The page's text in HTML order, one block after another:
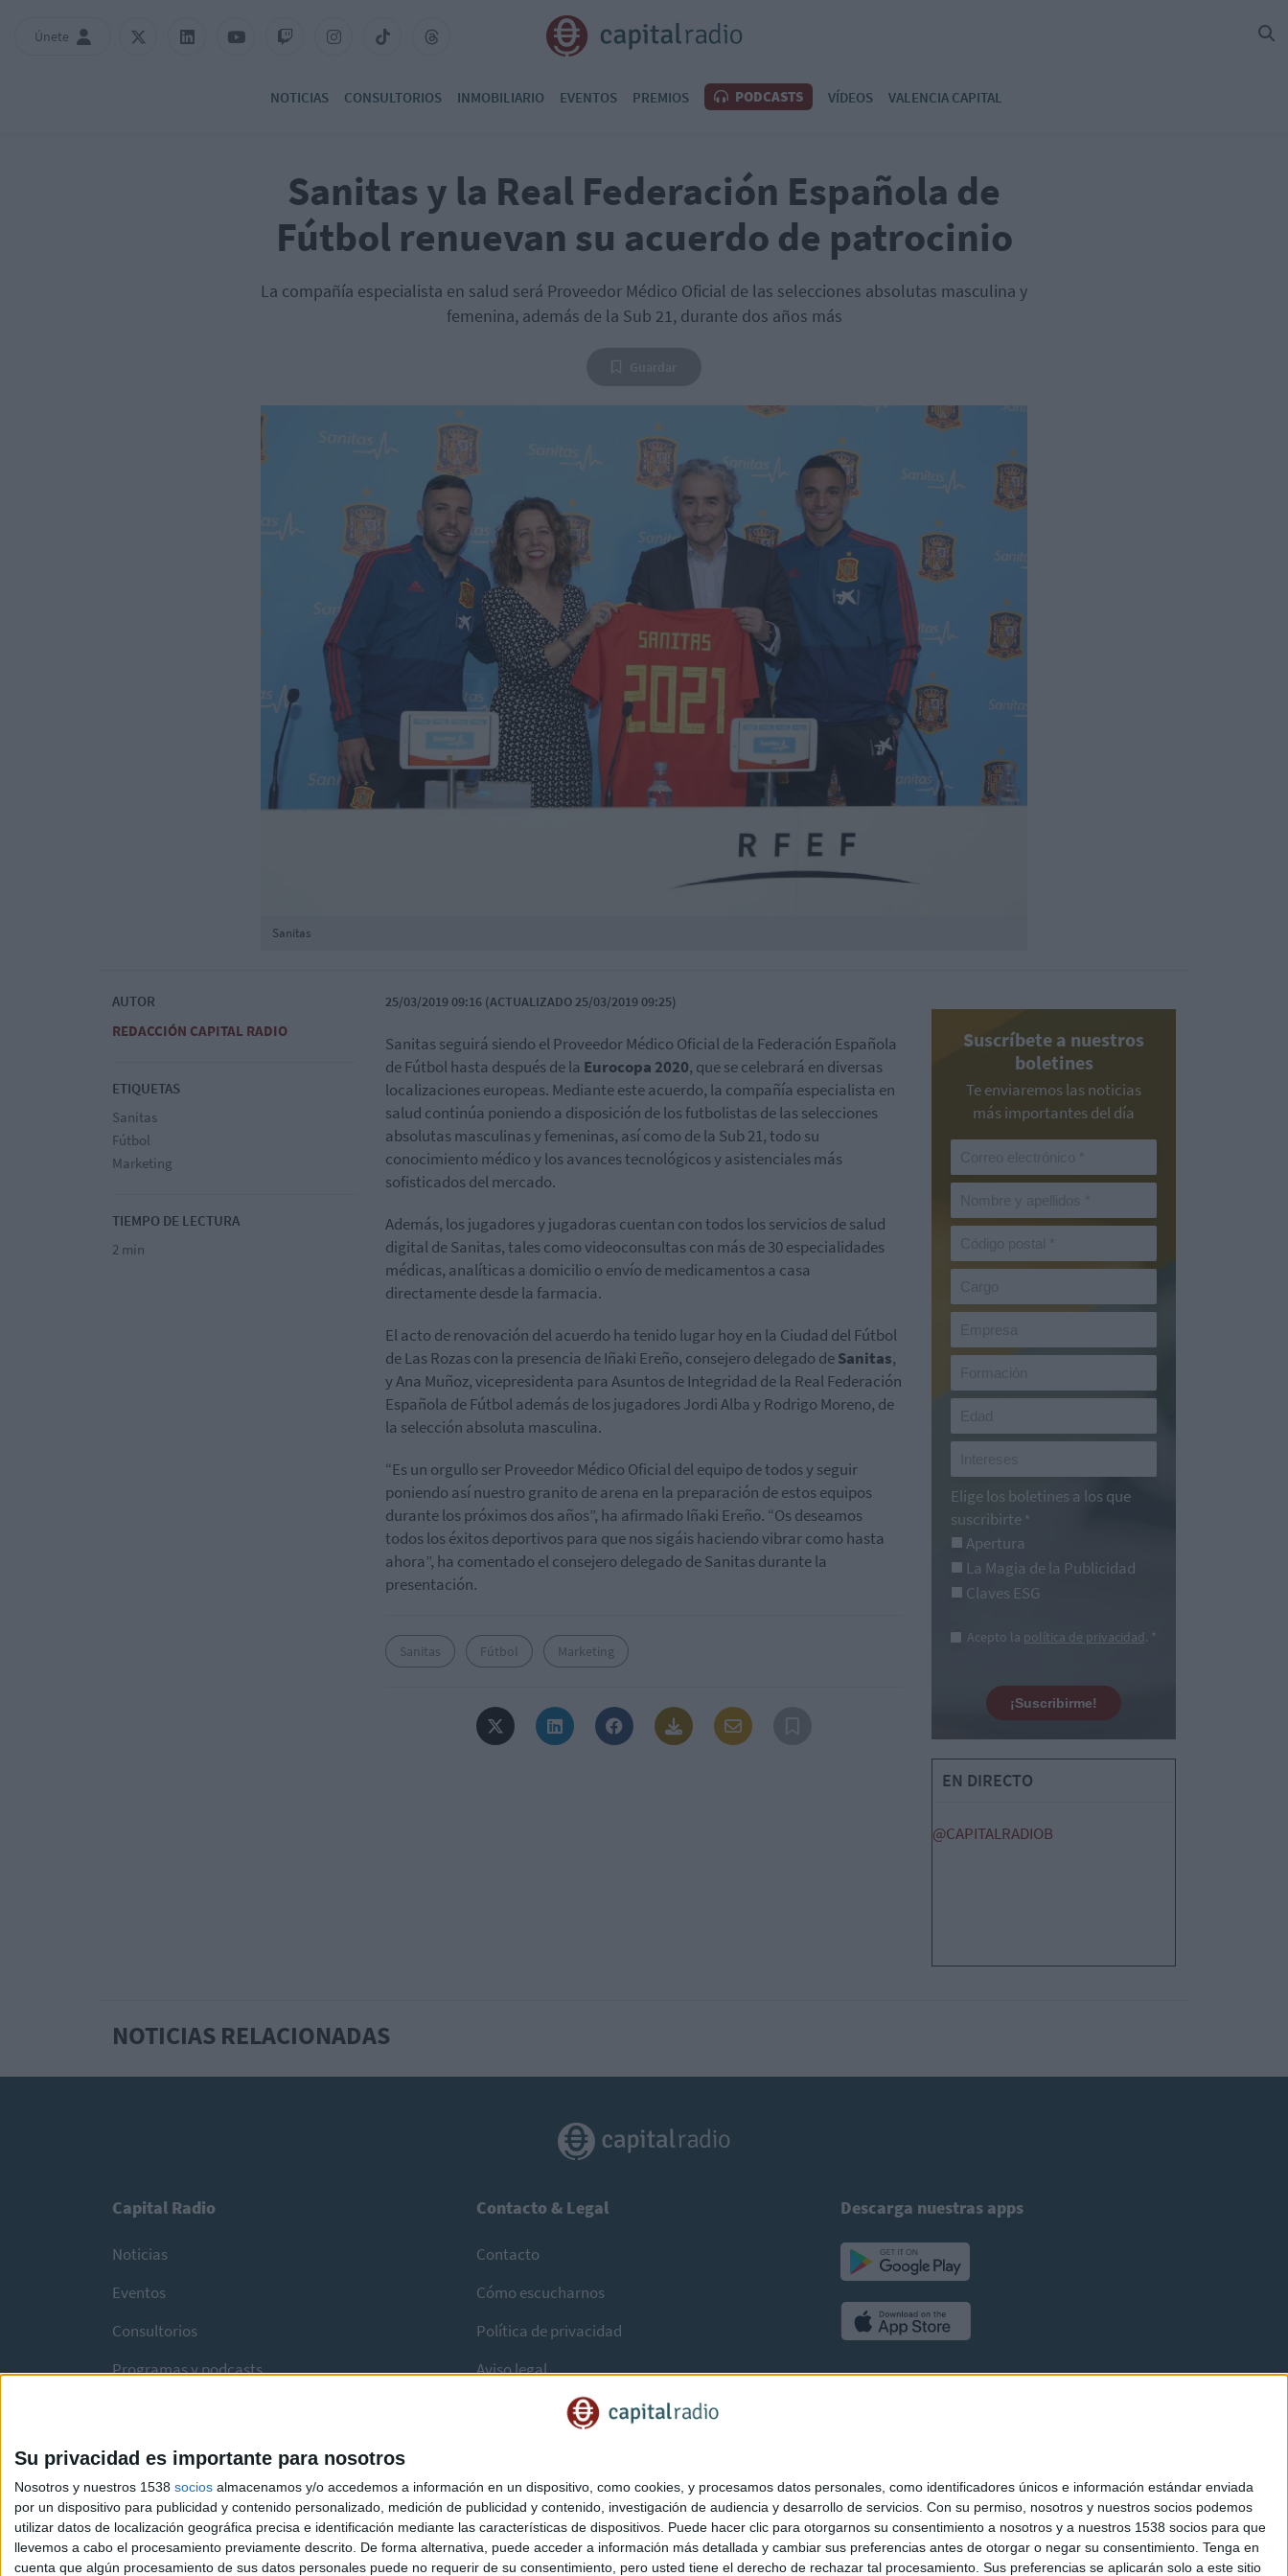
Su privacidad es importante para nosotros
Nosotros y nuestros 1538 socios almacenamos y/o accedemos a información en un dispositivo, como cookies, y procesamos datos personales, como identificadores únicos e información estándar enviada
por un dispositivo para publicidad y contenido personalizado, medición de publicidad y contenido, investigación de audiencia y desarrollo de servicios. Con su permiso, nosotros y nuestros socios podemos
utilizar datos de localización geográfica precisa e identificación mediante las características de dispositivos. Puede hacer clic para otorgarnos su consentimiento a nosotros y a nuestros 1538 socios para que
llevemos a cabo el procesamiento previamente descrito. De forma alternativa, puede acceder a información más detallada y cambiar sus preferencias antes de otorgar o negar su consentimiento. Tenga en
cuenta que algún procesamiento de sus datos personales puede no requerir de su consentimiento, pero usted tiene el derecho de rechazar tal procesamiento. Sus preferencias se aplicarán solo a este sitio
Únete
NOTICIAS CONSULTORIOS INMOBILIARIO EVENTOS PREMIOS PODCASTS VÍDEOS VALENCIA CAPITAL
Sanitas y la Real Federación Española de
Fútbol renuevan su acuerdo de patrocinio
La compañía especialista en salud será Proveedor Médico Oficial de las selecciones absolutas masculina y
femenina, además de la Sub 21, durante dos años más
Sanitas
AUTOR
REDACCIÓN CAPITAL RADIO
ETIQUETAS
Sanitas
Fútbol
Marketing
TIEMPO DE LECTURA
2 min
25/03/2019 09:16 (ACTUALIZADO 25/03/2019 09:25)
Sanitas seguirá siendo el Proveedor Médico Oficial de la Federación Española
de Fútbol hasta después de la Eurocopa 2020, que se celebrará en diversas
localizaciones europeas. Mediante este acuerdo, la compañía especialista en
salud continúa poniendo a disposición de los futbolistas de las selecciones
absolutas masculinas y femeninas, así como de la Sub 21, todo su
conocimiento médico y los avances tecnológicos y asistenciales más
sofisticados del mercado.
Además, los jugadores y jugadoras cuentan con todos los servicios de salud
digital de Sanitas, tales como videoconsultas con más de 30 especialidades
médicas, analíticas a domicilio o envío de medicamentos a casa
directamente desde la farmacia.
El acto de renovación del acuerdo ha tenido lugar hoy en la Ciudad del Fútbol
de Las Rozas con la presencia de Iñaki Ereño, consejero delegado deSanitas,
y Ana Muñoz, vicepresidenta para Asuntos de Integridad de la Real Federación
Española de Fútbol además de los jugadores Jordi Alba y Rodrigo Moreno, de
la selección absoluta masculina.
“Es un orgullo ser Proveedor Médico Oficial del equipo de todos y seguir
poniendo así nuestro granito de arena en la preparación de estos equipos
durante los próximos dos años”, ha afirmado Iñaki Ereño. “Os deseamos
todos los éxitos deportivos para que nos sigáis haciendo vibrar como hasta
ahora”, ha comentado el consejero delegado de Sanitas durante la
presentación.
Sanitas Fútbol Marketing
Suscríbete a nuestros
boletines
Te enviaremos las noticias
más importantes del día
Elige los boletines a los que
suscribirte *
Apertura
La Magia de la Publicidad
Claves ESG
Acepto la política de privacidad. *
¡Suscribirme!
EN DIRECTO
@CAPITALRADIOB
NOTICIAS RELACIONADAS
Capital Radio
Noticias
Eventos
Consultorios
Programas y podcasts
Contacto & Legal
Contacto
Cómo escucharnos
Política de privacidad
Aviso legal
Descarga nuestras apps